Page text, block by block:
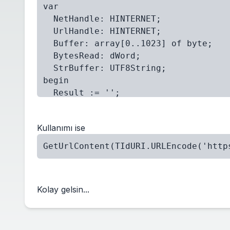
var
  NetHandle: HINTERNET;
  UrlHandle: HINTERNET;
  Buffer: array[0..1023] of byte;
  BytesRead: dWord;
  StrBuffer: UTF8String;
begin
  Result := '';
    try
UrlHandle :=
Kullanımı ise
Kolay gelsin...